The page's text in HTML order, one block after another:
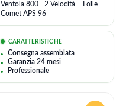
Ventola 800 - 2 Velocità + Folle
Comet APS 96
CARATTERISTICHE
Consegna assemblata
Garanzia 24 mesi
Professionale